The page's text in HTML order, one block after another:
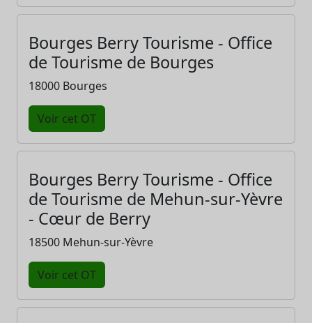
Bourges Berry Tourisme - Office
de Tourisme de Bourges
18000 Bourges
Voir cet OT
Bourges Berry Tourisme - Office
de Tourisme de Mehun-sur-Yèvre
- Cœur de Berry
18500 Mehun-sur-Yèvre
Voir cet OT